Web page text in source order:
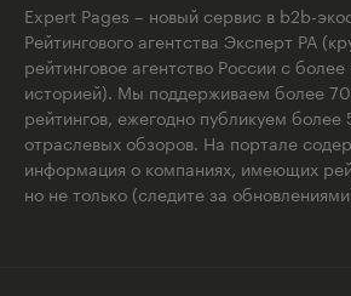
Expert Pages – новый сервис в b2b-
Рейтингового агентства Эксперт РА
рейтинговое агентство России с
историей). Мы поддерживаем более
рейтингов, ежегодно публикуем более
отраслевых обзоров. На портале
информация о компаниях, имеющих
но не только (следите за